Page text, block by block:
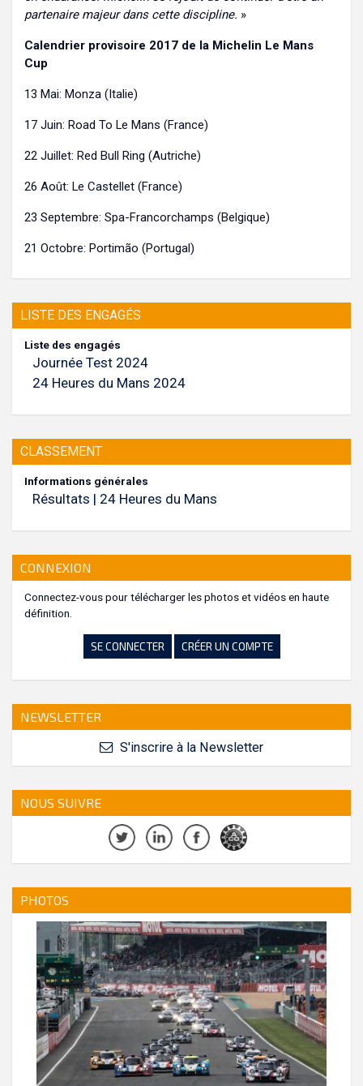
partenaire majeur dans cette discipline. »
Calendrier provisoire 2017 de la Michelin Le Mans
Cup
13 Mai: Monza (Italie)
17 Juin: Road To Le Mans (France)
22 Juillet: Red Bull Ring (Autriche)
26 Août: Le Castellet (France)
23 Septembre: Spa-Francorchamps (Belgique)
21 Octobre: Portimão (Portugal)
LISTE DES ENGAGÉS
Liste des engagés
Journée Test 2024
24 Heures du Mans 2024
CLASSEMENT
Informations générales
Résultats | 24 Heures du Mans
CONNEXION
Connectez-vous pour télécharger les photos et vidéos en haute
définition.
SE CONNECTER CRÉER UN COMPTE
NEWSLETTER
S'inscrire à la Newsletter
NOUS SUIVRE
PHOTOS